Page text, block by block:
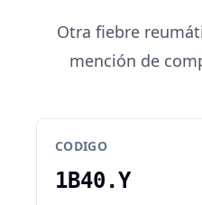
Otra fiebre
mención de
CODIGO
1B40.Y